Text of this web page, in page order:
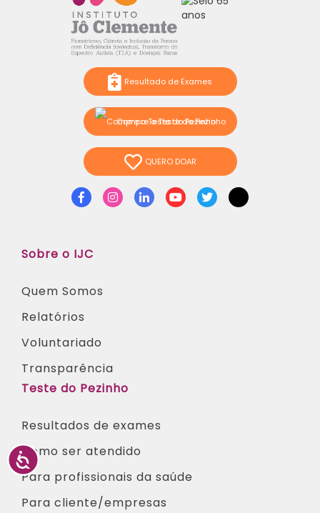
Resultado de Exames
Compre o Teste do Pezinho
QUERO DOAR
FacebookInstagram
LinkedinYoutubeTwitterTikTok
Sobre o IJC
Quem Somos
Relatórios
Voluntariado
Transparência
Teste do Pezinho
Resultados de exames
Como ser atendido
Para profissionais da saúde​
Para cliente/empresas